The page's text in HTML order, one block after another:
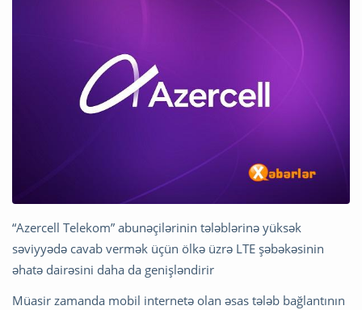
“Azercell Telekom” abunəçilərinin tələblərinə yüksək
səviyyədə cavab vermək üçün ölkə üzrə LTE şəbəkəsinin
əhatə dairəsini daha da genişləndirir
Müasir zamanda mobil internetə olan əsas tələb bağlantının